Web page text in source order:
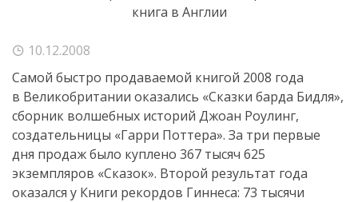
10.12.2008
Самой быстро продаваемой книгой 2008 года
в Великобритании оказались «Сказки барда Бидля»,
сборник волшебных историй Джоан Роулинг,
создательницы «Гарри Поттера». За три первые
дня продаж было куплено 367 тысяч 625
экземпляров «Сказок». Второй результат года
оказался у Книги рекордов Гиннеса: 73 тысячи